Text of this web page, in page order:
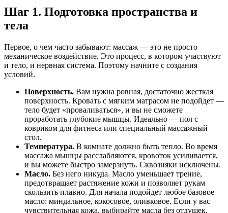
Шаг 1. Подготовка пространства и
тела
Первое, о чем часто забывают: массаж — это не просто
механическое воздействие. Это процесс, в котором участвуют
и тело, и нервная система. Поэтому начните с создания
условий.
Поверхность. Вам нужна ровная, достаточно жесткая
поверхность. Кровать с мягким матрасом не подойдет —
тело будет «проваливаться», и вы не сможете
проработать глубокие мышцы. Идеально — пол с
ковриком для фитнеса или специальный массажный
стол.
Температура. В комнате должно быть тепло. Во время
массажа мышцы расслабляются, кровоток усиливается,
и вы можете быстро замерзнуть. Сквозняки исключены.
Масло. Без него никуда. Масло уменьшает трение,
предотвращает растяжение кожи и позволяет рукам
скользить плавно. Для начала подойдет любое базовое
масло: миндальное, кокосовое, оливковое. Если у вас
чувствительная кожа, выбирайте масла без отдушек.